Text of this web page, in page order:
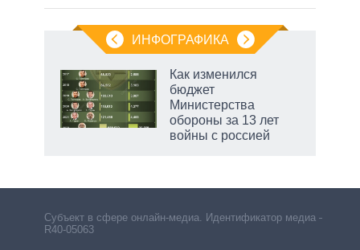
ИНФОГРАФИКА
Как изменился
бюджет
Министерства
обороны за 13 лет
войны с россией
Субъект в сфере онлайн-медиа. Идентификатор медиа –
R40-05063